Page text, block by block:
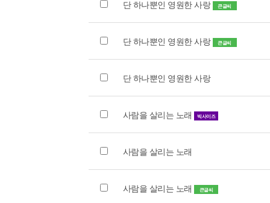
단 하나뿐인 영원한 사랑 큰글씨
단 하나뿐인 영원한 사랑 큰글씨
단 하나뿐인 영원한 사랑
사람을 살리는 노래 빅사이즈
사람을 살리는 노래
사람을 살리는 노래 큰글씨